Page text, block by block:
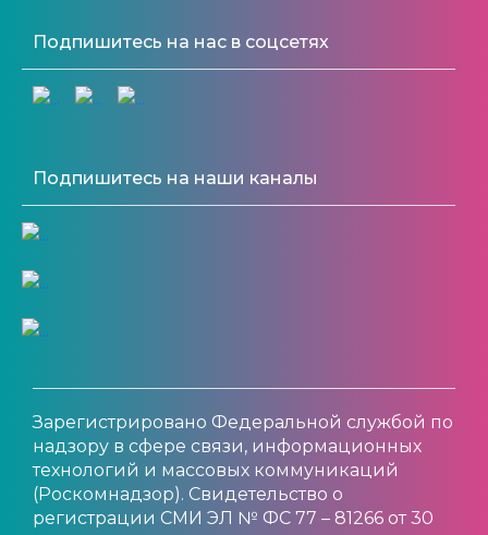
Подпишитесь на нас в соцсетях
Подпишитесь на наши каналы
Зарегистрировано Федеральной службой по
надзору в сфере связи, информационных
технологий и массовых коммуникаций
(Роскомнадзор). Свидетельство о
регистрации СМИ ЭЛ № ФС 77 – 81266 от 30